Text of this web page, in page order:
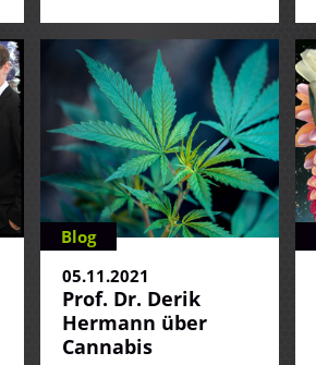
Blog
05.11.2021
Prof. Dr. Derik
Hermann über
Cannabis